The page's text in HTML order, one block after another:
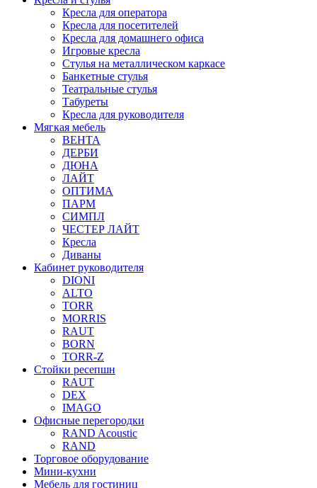
Кресла для оператора
Кресла для посетителей
Кресла для домашнего офиса
Игровые кресла
Стулья на металлическом каркасе
Банкетные стулья
Театральные стулья
Табуреты
Кресла для руководителя
Мягкая мебель
ВЕНТА
ДЕРБИ
ДЮНА
ЛАЙТ
ОПТИМА
ПАРМ
СИМПЛ
ЧЕСТЕР ЛАЙТ
Кресла
Диваны
Кабинет руководителя
DIONI
ALTO
TORR
MORRIS
RAUT
BORN
TORR-Z
Стойки ресепшн
RAUT
DEX
IMAGO
Офисные перегородки
RAND Acoustic
RAND
Торговое оборудование
Мини-кухни
Мебель для гостиниц